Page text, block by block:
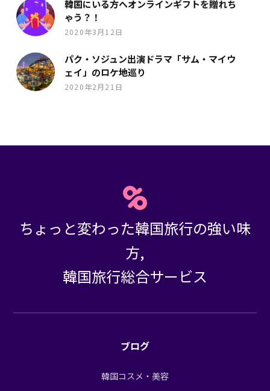
韓国にいる方へオンラインギフトを贈れち
ゃう？！
2020年3月12日
パク・ソジュン出演ドラマ「サム・マイウ
ェイ」のロケ地巡り
2020年2月21日
ちょっと変わった韓国旅行の強い味
方,
韓国旅行総合サービス
ブログ
韓国コスメ・美容